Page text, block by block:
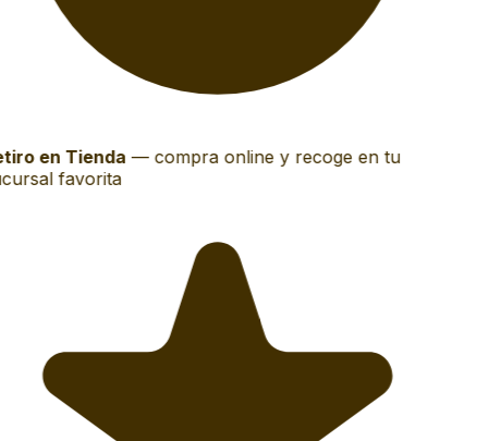
en Tienda— compra online y recoge en tu
favorita